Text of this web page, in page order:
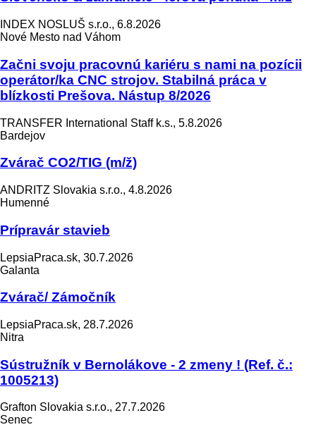
INDEX NOSLUŠ s.r.o., 6.8.2026
Nové Mesto nad Váhom
Začni svoju pracovnú kariéru s nami na pozícii
operátor/ka CNC strojov. Stabilná práca v
blízkosti Prešova. Nástup 8/2026
TRANSFER International Staff k.s., 5.8.2026
Bardejov
Zvárač CO2/TIG (m/ž)
ANDRITZ Slovakia s.r.o., 4.8.2026
Humenné
Prípravár stavieb
LepsiaPraca.sk, 30.7.2026
Galanta
Zvárač/ Zámočník
LepsiaPraca.sk, 28.7.2026
Nitra
Sústružník v Bernolákove - 2 zmeny ! (Ref. č.:
1005213)
Grafton Slovakia s.r.o., 27.7.2026
Senec